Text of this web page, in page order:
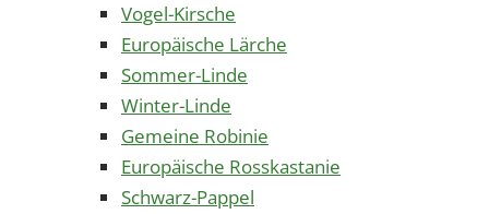
Vogel-Kirsche
Europäische Lärche
Sommer-Linde
Winter-Linde
Gemeine Robinie
Europäische Rosskastanie
Schwarz-Pappel